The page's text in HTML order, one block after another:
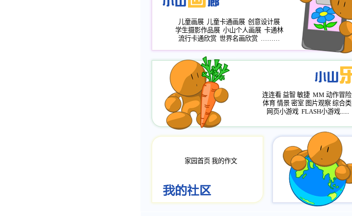
儿童画展 儿童卡通画展 创意设计展
学生摄影作品展 小山个人画展 卡通林
流行卡通欣赏 世界名画欣赏 ………
连连看 益智 敏捷 MM 动作冒险
体育 情景 密室 图片观察 综合类
网页小游戏 FLASH小游戏......
家园首页 我的作文